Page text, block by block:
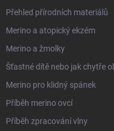
Přehled přírodních materiálů
Merino a atopický ekzém
Merino a žmolky
Šťastné dítě nebo jak chytře
Merino pro klidný spánek
Příběh merino ovcí
Příběh zpracování vlny